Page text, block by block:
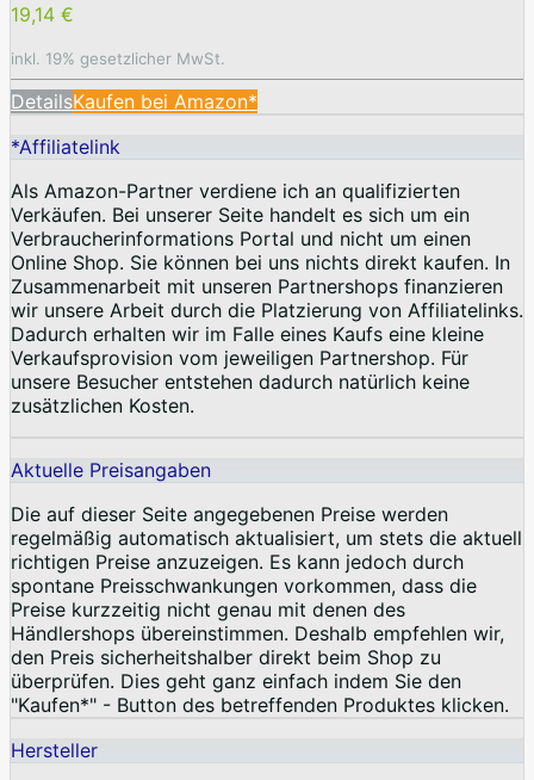
19,14 €
inkl. 19% gesetzlicher MwSt.
DetailsKaufen bei Amazon*
*Affiliatelink
Als Amazon-Partner verdiene ich an qualifizierten
Verkäufen. Bei unserer Seite handelt es sich um ein
Verbraucherinformations Portal und nicht um einen
Online Shop. Sie können bei uns nichts direkt kaufen. In
Zusammenarbeit mit unseren Partnershops finanzieren
wir unsere Arbeit durch die Platzierung von Affiliatelinks.
Dadurch erhalten wir im Falle eines Kaufs eine kleine
Verkaufsprovision vom jeweiligen Partnershop. Für
unsere Besucher entstehen dadurch natürlich keine
zusätzlichen Kosten.
Aktuelle Preisangaben
Die auf dieser Seite angegebenen Preise werden
regelmäßig automatisch aktualisiert, um stets die aktuell
richtigen Preise anzuzeigen. Es kann jedoch durch
spontane Preisschwankungen vorkommen, dass die
Preise kurzzeitig nicht genau mit denen des
Händlershops übereinstimmen. Deshalb empfehlen wir,
den Preis sicherheitshalber direkt beim Shop zu
überprüfen. Dies geht ganz einfach indem Sie den
"Kaufen*" - Button des betreffenden Produktes klicken.
Hersteller